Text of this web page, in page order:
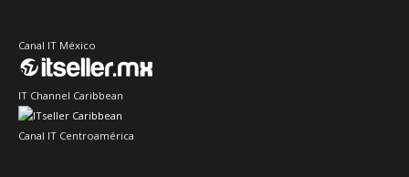
Canal IT México
IT Channel Caribbean
Canal IT Centroamérica